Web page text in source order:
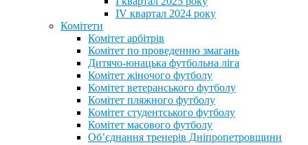
IV квартал 2024 року
Комітети
Комітет арбітрів
Комітет по проведенню змагань
Дитячо-юнацька футбольна ліга
Комітет жіночого футболу
Комітет ветеранського футболу
Комітет пляжного футболу
Комітет студентського футболу
Комітет масового футболу
Обʼєднання тренерів Дніпропетровщини